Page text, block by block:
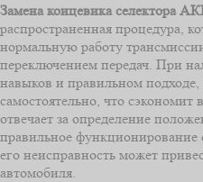
Замена концевика селектора
распространенная процедура,
нормальную работу
переключением передач. При
навыков и правильном
самостоятельно, что сэкономит
отвечает за определение
правильное
его неисправность может
автомобиля.